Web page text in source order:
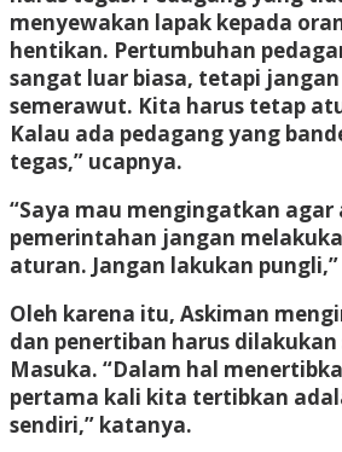
menyewakan lapak kepada
hentikan. Pertumbuhan
sangat luar biasa, tetapi
semerawut. Kita harus tetap
Kalau ada pedagang yang
tegas,” ucapnya.
“Saya mau mengingatkan agar
pemerintahan jangan
aturan. Jangan lakukan
Oleh karena itu, Askiman
dan penertiban harus dilakukan
Masuka. “Dalam hal
pertama kali kita tertibkan
sendiri,” katanya.